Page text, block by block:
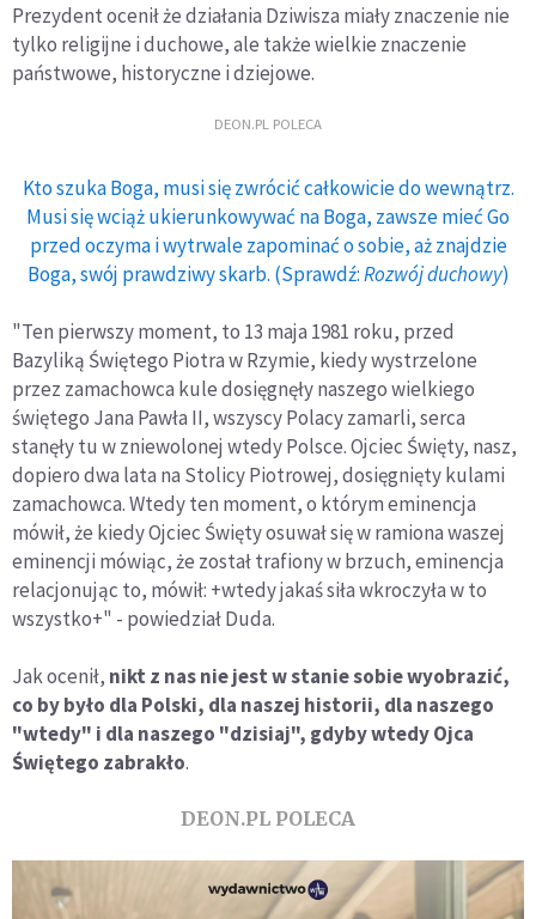
Prezydent ocenił że działania Dziwisza miały znaczenie nie
tylko religijne i duchowe, ale także wielkie znaczenie
państwowe, historyczne i dziejowe.
DEON.PL POLECA
Kto szuka Boga, musi się zwrócić całkowicie do wewnątrz.
Musi się wciąż ukierunkowywać na Boga, zawsze mieć Go
przed oczyma i wytrwale zapominać o sobie, aż znajdzie
Boga, swój prawdziwy skarb. (Sprawdź:Rozwój duchowy)
"Ten pierwszy moment, to 13 maja 1981 roku, przed
Bazyliką Świętego Piotra w Rzymie, kiedy wystrzelone
przez zamachowca kule dosięgnęły naszego wielkiego
świętego Jana Pawła II, wszyscy Polacy zamarli, serca
stanęły tu w zniewolonej wtedy Polsce. Ojciec Święty, nasz,
dopiero dwa lata na Stolicy Piotrowej, dosięgnięty kulami
zamachowca. Wtedy ten moment, o którym eminencja
mówił, że kiedy Ojciec Święty osuwał się w ramiona waszej
eminencji mówiąc, że został trafiony w brzuch, eminencja
relacjonując to, mówił: +wtedy jakaś siła wkroczyła w to
wszystko+" - powiedział Duda.
Jak ocenił, nikt z nas nie jest w stanie sobie wyobrazić,
co by było dla Polski, dla naszej historii, dla naszego
"wtedy" i dla naszego "dzisiaj", gdyby wtedy Ojca
Świętego zabrakło.
DEON.PL POLECA